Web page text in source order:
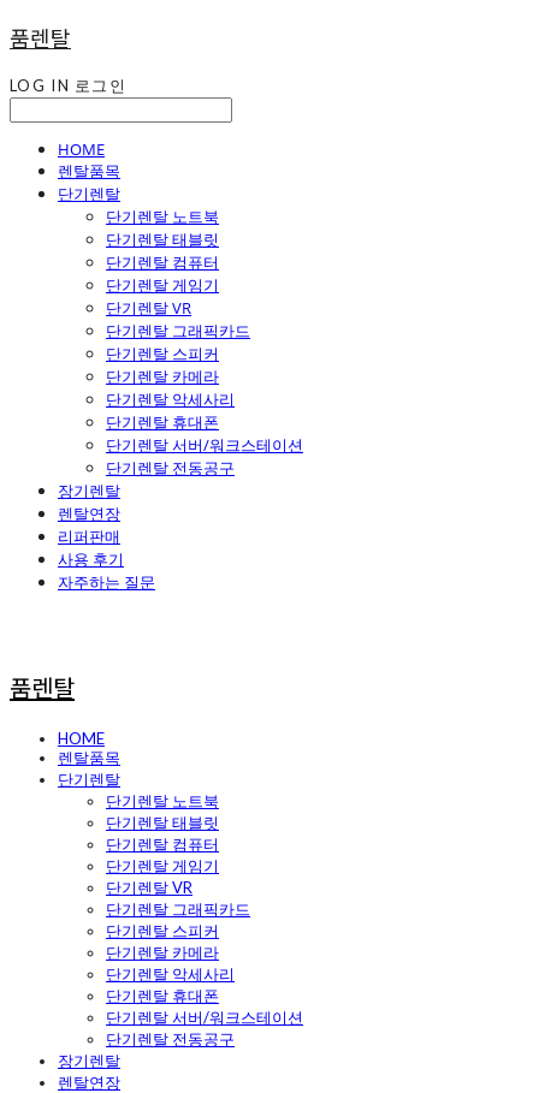
품렌탈
LOG IN 로그인
HOME
렌탈품목
단기렌탈
단기렌탈 노트북
단기렌탈 태블릿
단기렌탈 컴퓨터
단기렌탈 게임기
단기렌탈 VR
단기렌탈 그래픽카드
단기렌탈 스피커
단기렌탈 카메라
단기렌탈 악세사리
단기렌탈 휴대폰
단기렌탈 서버/워크스테이션
단기렌탈 전동공구
장기렌탈
렌탈연장
리퍼판매
사용 후기
자주하는 질문
품렌탈
HOME
렌탈품목
단기렌탈
단기렌탈 노트북
단기렌탈 태블릿
단기렌탈 컴퓨터
단기렌탈 게임기
단기렌탈 VR
단기렌탈 그래픽카드
단기렌탈 스피커
단기렌탈 카메라
단기렌탈 악세사리
단기렌탈 휴대폰
단기렌탈 서버/워크스테이션
단기렌탈 전동공구
장기렌탈
렌탈연장